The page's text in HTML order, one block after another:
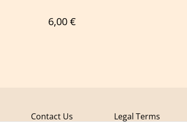
6,00 €
Contact Us Legal Terms